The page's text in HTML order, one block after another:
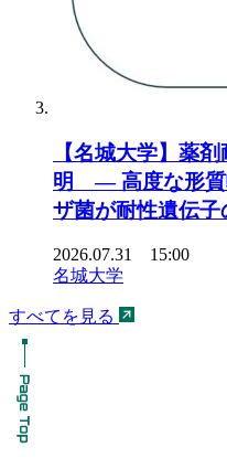
【名城大学】薬
明 ― 高度な形質
ザ菌が耐性遺伝
2026.07.31 15:00
名城大学
すべてを見る